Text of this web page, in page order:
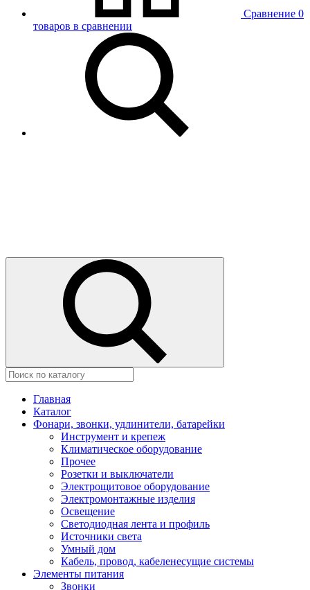
Сравнение 0
товаров в сравнении
Главная
Каталог
Фонари, звонки, удлинители, батарейки
Инструмент и крепеж
Климатическое оборудование
Прочее
Розетки и выключатели
Электрощитовое оборудование
Электромонтажные изделия
Освещение
Светодиодная лента и профиль
Источники света
Умный дом
Кабель, провод, кабеленесущие системы
Элементы питания
Звонки